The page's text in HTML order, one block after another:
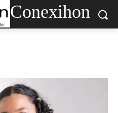
Conexihon